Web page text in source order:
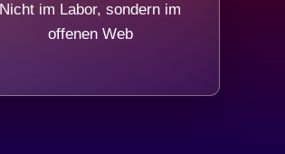
Nicht im Labor, sondern im
offenen Web